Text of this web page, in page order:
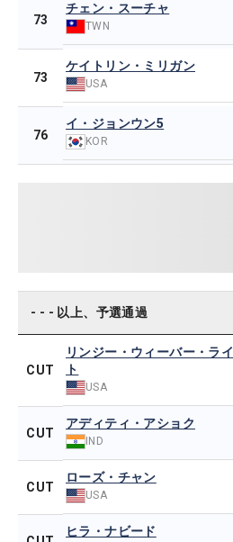
73
チェン・スーチャ
TWN
73
ケイトリン・ミリガン
USA
76
イ・ジョンウン5
KOR
- - - 以上、予選通過
CUT
リンジー・ウィーバー・ライ
ト
USA
CUT
アディティ・アショク
IND
CUT
ローズ・チャン
USA
ヒラ・ナビード